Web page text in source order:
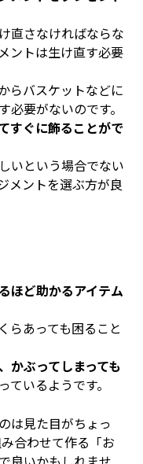
直さなければならな
ントは生け直す必要
らバスケットなどに
要がないのです。
すぐに飾ることがで
いという場合でない
メントを選ぶ方が良
ほど助かるアイテム
らあっても困ること
かぶってしまっても
いるようです。
は見た目がちょっ
合わせて作る「お